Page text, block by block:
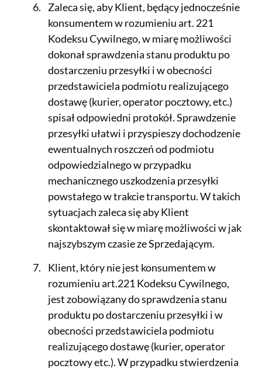
Zaleca się, aby Klient, będący jednocześnie
konsumentem w rozumieniu art. 221
Kodeksu Cywilnego, w miarę możliwości
dokonał sprawdzenia stanu produktu po
dostarczeniu przesyłki i w obecności
przedstawiciela podmiotu realizującego
dostawę (kurier, operator pocztowy, etc.)
spisał odpowiedni protokół. Sprawdzenie
przesyłki ułatwi i przyspieszy dochodzenie
ewentualnych roszczeń od podmiotu
odpowiedzialnego w przypadku
mechanicznego uszkodzenia przesyłki
powstałego w trakcie transportu. W takich
sytuacjach zaleca się aby Klient
skontaktował się w miarę możliwości w jak
najszybszym czasie ze Sprzedającym.
Klient, który nie jest konsumentem w
rozumieniu art.221 Kodeksu Cywilnego,
jest zobowiązany do sprawdzenia stanu
produktu po dostarczeniu przesyłki i w
obecności przedstawiciela podmiotu
realizującego dostawę (kurier, operator
pocztowy etc.). W przypadku stwierdzenia